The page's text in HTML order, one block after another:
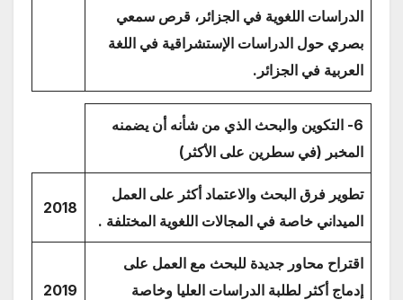
الدراسات اللغوية في الجزائر ، قرص سمعي
بصري حول الدراسات الإستشراقية في اللغة
العربية في الجزائر .
6- التكوين والبحث الذي من شأنه أن يضمنه
المخبر (في سطرين على الأكثر)
تطوير فرق البحث والاعتماد أكثر على العمل
الميداني خاصة في المجالات اللغوية المختلفة .
2018
اقتراح محاور جديدة للبحث مع العمل على
إدماج أكثر لطلبة الدراسات العليا وخاصة
2019